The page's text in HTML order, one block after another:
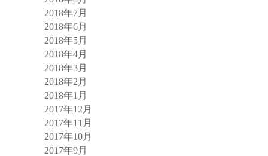
2018年7月
2018年6月
2018年5月
2018年4月
2018年3月
2018年2月
2018年1月
2017年12月
2017年11月
2017年10月
2017年9月